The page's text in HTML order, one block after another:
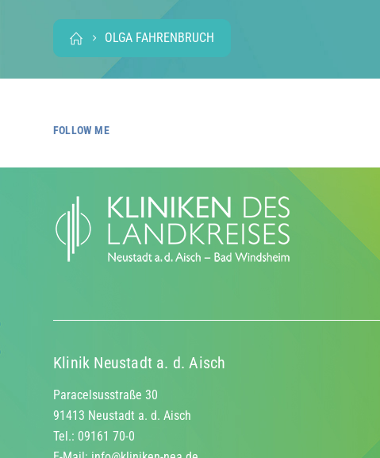
OLGA FAHRENBRUCH
FOLLOW ME
Klinik Neustadt a. d. Aisch
Paracelsusstraße 30
91413 Neustadt a. d. Aisch
Tel.: 09161 70-0